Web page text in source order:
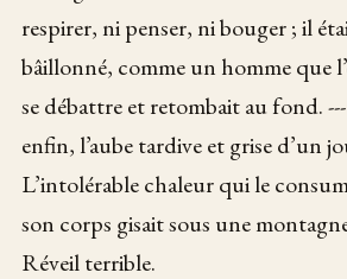
respirer, ni penser, ni bouger ; il
bâillonné, comme un homme que
se débattre et retombait au fond.
enfin, l’aube tardive et grise d’un
L’intolérable chaleur qui le
son corps gisait sous une
Réveil terrible.